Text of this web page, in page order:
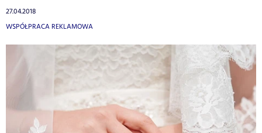
27.04.2018
WSPÓŁPRACA REKLAMOWA